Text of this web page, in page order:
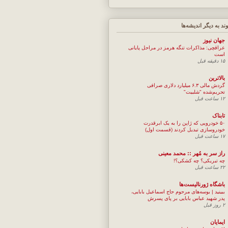
به ديگر انديشه‌ها
جهان نيوز
عراقچی: مذاکرات تنگه هرمز در مراحل پایانی
است
۱۵ دقیقه قبل
بالاترین
گردش مالی ۶.۳ میلیارد دلاری صرافی
تحریم‌شده "شلبیت"
۱۲ ساعت قبل
تابناک
۵۰ خودرویی که ژاپن را به یک ابرقدرت
خودروسازی تبدیل کردند (قسمت اول)
۱۷ ساعت قبل
راز سر به مُهر :: محمد معینی
چه تبریکی؟ چه کشکی؟!
۲۲ ساعت قبل
باشگاه ژورنالیست‌ها
ببینید | بوسه‌های مرحوم حاج اسماعیل بابایی،
پدر شهید عباس بابایی بر پای پسرش
۲ روز قبل
ایمایان